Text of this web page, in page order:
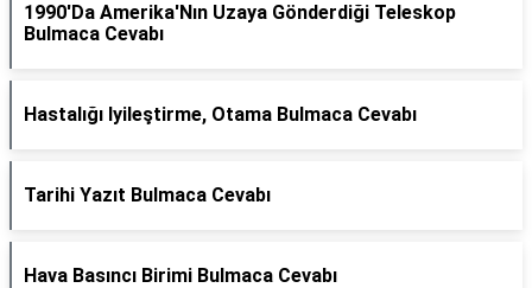
1990'Da Amerika'Nın Uzaya Gönderdiği Teleskop
Bulmaca Cevabı
Hastalığı Iyileştirme, Otama Bulmaca Cevabı
Tarihi Yazıt Bulmaca Cevabı
Hava Basıncı Birimi Bulmaca Cevabı